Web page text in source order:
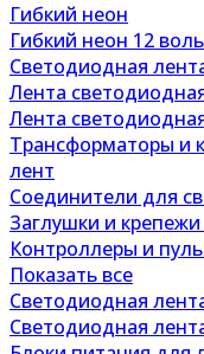
Гибкий неон
Гибкий неон 12
Светодиодная
Лента
Лента
Трансформаторы и
лент
Соединители для
Заглушки и
Контроллеры и
Показать все
Светодиодная
Светодиодная